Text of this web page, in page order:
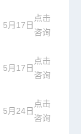
5月17日
点击
咨询
5月17日
点击
咨询
5月24日
点击
咨询